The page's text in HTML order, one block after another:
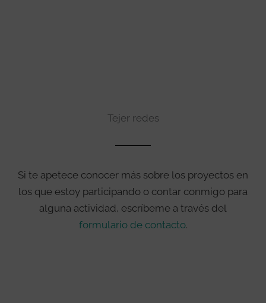
Tejer redes
Si te apetece conocer más sobre los proyectos en
los que estoy participando o contar conmigo para
alguna actividad, escríbeme a través del
formulario de contacto.